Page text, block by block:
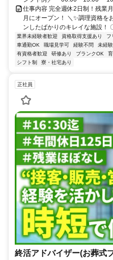
仕事内容 完全週休2日制！残業
月にオープン！ ＼✨調理資格を
ンしたばかりのキレイな施設！
業界未経験者歓迎 資格取得支援あり フ
車通勤OK
職場見学可 経験不問 未経
有資格者歓迎
研修あり ブランクOK
シフト制
寮・社宅あり
正社員
終活アドバイザー(お葬式